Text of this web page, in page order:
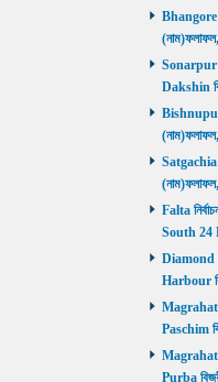
Bhangore
Sonarpur
Dakshin
Bishnupur
Satgachia
Falta
South 24
Diamond
Harbour
Magrahat
Paschim
Magrahat
Purba